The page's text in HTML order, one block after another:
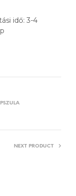
idő: 3-4
NEXT PRODUCT